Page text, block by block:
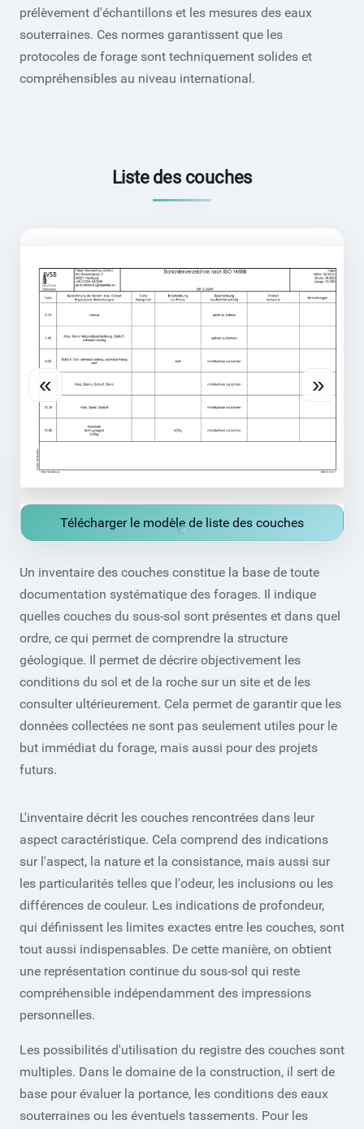
prélèvement d'échantillons et les mesures des eaux
souterraines. Ces normes garantissent que les
protocoles de forage sont techniquement solides et
compréhensibles au niveau international.
Liste des couches
« »
Télécharger le modèle de liste des couches
Un inventaire des couches constitue la base de toute
documentation systématique des forages. Il indique
quelles couches du sous-sol sont présentes et dans quel
ordre, ce qui permet de comprendre la structure
géologique. Il permet de décrire objectivement les
conditions du sol et de la roche sur un site et de les
consulter ultérieurement. Cela permet de garantir que les
données collectées ne sont pas seulement utiles pour le
but immédiat du forage, mais aussi pour des projets
futurs.
L'inventaire décrit les couches rencontrées dans leur
aspect caractéristique. Cela comprend des indications
sur l'aspect, la nature et la consistance, mais aussi sur
les particularités telles que l'odeur, les inclusions ou les
différences de couleur. Les indications de profondeur,
qui définissent les limites exactes entre les couches, sont
tout aussi indispensables. De cette manière, on obtient
une représentation continue du sous-sol qui reste
compréhensible indépendamment des impressions
personnelles.
Les possibilités d'utilisation du registre des couches sont
multiples. Dans le domaine de la construction, il sert de
base pour évaluer la portance, les conditions des eaux
souterraines ou les éventuels tassements. Pour les